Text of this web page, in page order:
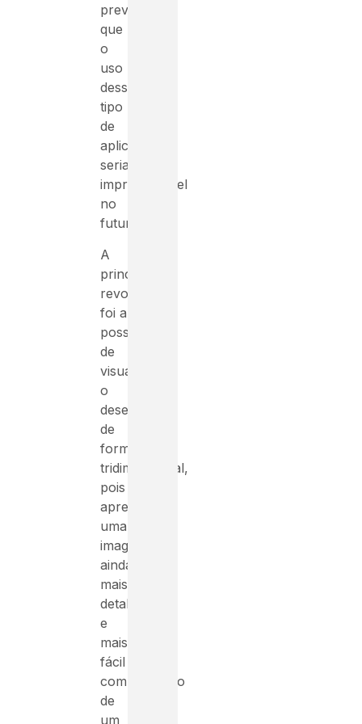
prever
que
o
uso
desse
tipo
de
aplicação
seria
imprescindível
no
futuro.
A
principal
revolução
foi a
possibilidade
de
visualizar
o
desenho
de
forma
tridimensional,
pois
apresenta
uma
imagem
ainda
mais
detalhista
e
mais
fácil
compreensão
de
um